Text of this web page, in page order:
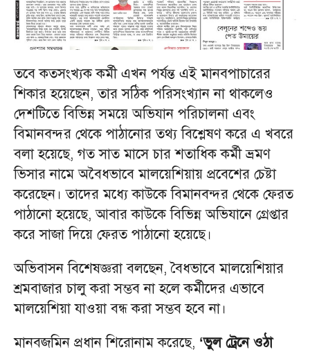
তবে কতসংখ্যক কর্মী এখন পর্যন্ত এই মানবপাচারের
শিকার হয়েছেন, তার সঠিক পরিসংখ্যান না থাকলেও
দেশটিতে বিভিন্ন সময়ে অভিযান পরিচালনা এবং
বিমানবন্দর থেকে পাঠানোর তথ্য বিশ্লেষণ করে এ খবরে
বলা হয়েছে, গত সাত মাসে চার শতাধিক কর্মী ভ্রমণ
ভিসার নামে অবৈধভাবে মালয়েশিয়ায় প্রবেশের চেষ্টা
করেছেন। তাদের মধ্যে কাউকে বিমানবন্দর থেকে ফেরত
পাঠানো হয়েছে, আবার কাউকে বিভিন্ন অভিযানে গ্রেপ্তার
করে সাজা দিয়ে ফেরত পাঠানো হয়েছে।
অভিবাসন বিশেষজ্ঞরা বলছেন, বৈধভাবে মালয়েশিয়ার
শ্রমবাজার চালু করা সম্ভব না হলে কর্মীদের এভাবে
মালয়েশিয়া যাওয়া বন্ধ করা সম্ভব হবে না।
মানবজমিন প্রধান শিরোনাম করেছে, ‘ভুল ট্রেনে ওঠা